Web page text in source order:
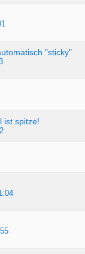
"sticky"
ist spitze!